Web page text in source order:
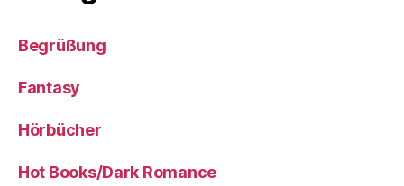
Begrüßung
Fantasy
Hörbücher
Hot Books/Dark Romance